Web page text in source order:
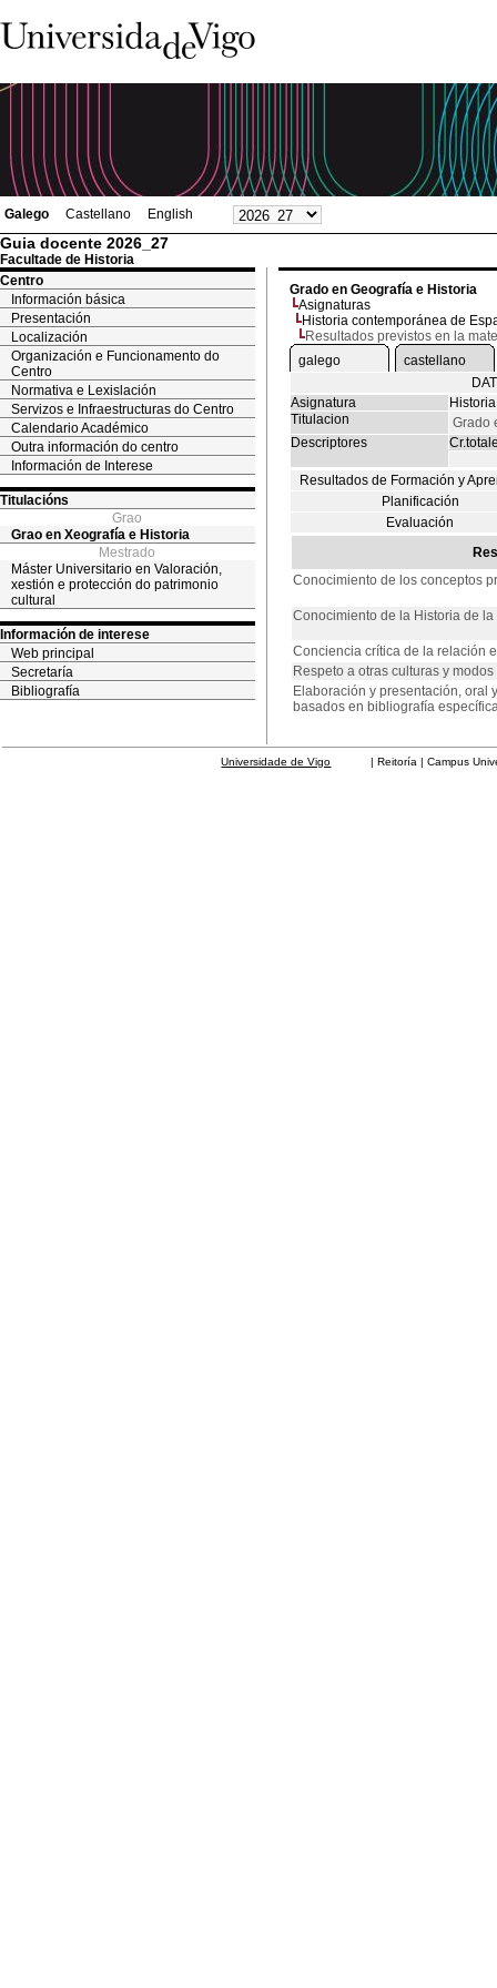
Galego Castellano English
Guia docente 2026_27
Facultade de Historia
Centro
Información básica
Presentación
Localización
Organización e Funcionamento do
Centro
Normativa e Lexislación
Servizos e Infraestructuras do Centro
Calendario Académico
Outra información do centro
Información de Interese
Titulacións
Grao
Grao en Xeografía e Historia
Mestrado
Máster Universitario en Valoración,
xestión e protección do patrimonio
cultural
Información de interese
Web principal
Secretaría
Bibliografía
Grado en Geografía e Historia
Asignaturas
Historia contemporánea de
Resultados previstos en la
galego
castellano
Asignatura
Titulacion
Grado
Descriptores
Resultados de Formación y
Planificación
Evaluación
Conocimiento de los conceptos
Conocimiento de la Historia de
Conciencia crítica de la relación
Respeto a otras culturas y
Elaboración y presentación, oral
basados en bibliografía
Universidade de Vigo | Reitoría | Campus